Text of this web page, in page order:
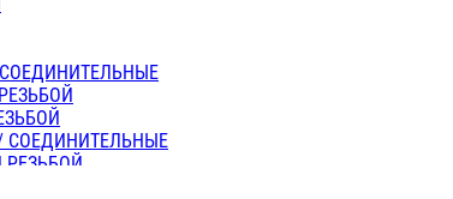
СОЕДИНИТЕЛЬНЫЕ